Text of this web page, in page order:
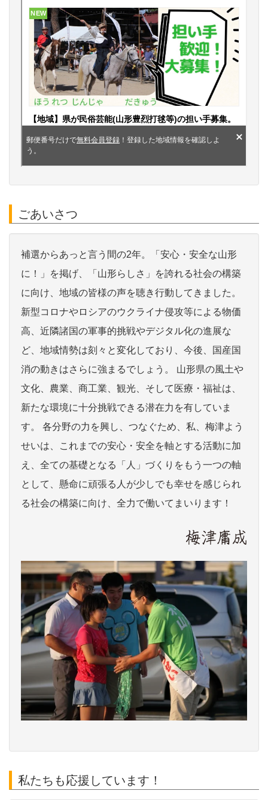
ごあいさつ
補選からあっと言う間の2年。「安心・安全な山形
に！」を掲げ、「山形らしさ」を誇れる社会の構築
に向け、地域の皆様の声を聴き行動してきました。
新型コロナやロシアのウクライナ侵攻等による物価
高、近隣諸国の軍事的挑戦やデジタル化の進展な
ど、地域情勢は刻々と変化しており、今後、国産国
消の動きはさらに強まるでしょう。 山形県の風土や
文化、農業、商工業、観光、そして医療・福祉は、
新たな環境に十分挑戦できる潜在力を有していま
す。 各分野の力を興し、つなぐため、私、梅津よう
せいは、これまでの安心・安全を軸とする活動に加
え、全ての基礎となる「人」づくりをもう一つの軸
として、懸命に頑張る人が少しでも幸せを感じられ
る社会の構築に向け、全力で働いてまいります！
私たちも応援しています！